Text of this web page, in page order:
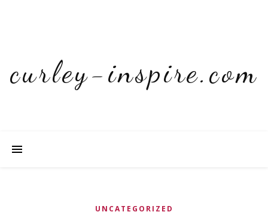
curley-inspire.com
UNCATEGORIZED